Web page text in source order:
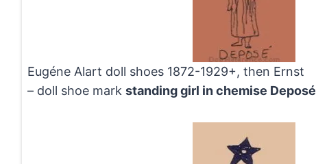
Eugéne Alart doll shoes 1872-1929+, then Ernst
– doll shoe mark standing girl in chemise Deposé